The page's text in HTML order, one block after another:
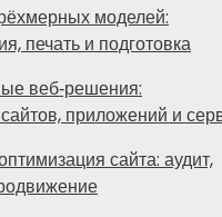
моделей:
печать и подготовка
веб‑решения:
приложений и
сайта: аудит,